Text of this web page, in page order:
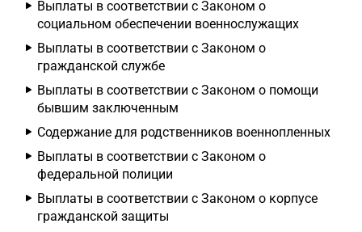
Выплаты в соответствии с Законом о
социальном обеспечении военнослужащих
Выплаты в соответствии с Законом о
гражданской службе
Выплаты в соответствии с Законом о помощи
бывшим заключенным
Содержание для родственников военнопленных
Выплаты в соответствии с Законом о
федеральной полиции
Выплаты в соответствии с Законом о корпусе
гражданской защиты